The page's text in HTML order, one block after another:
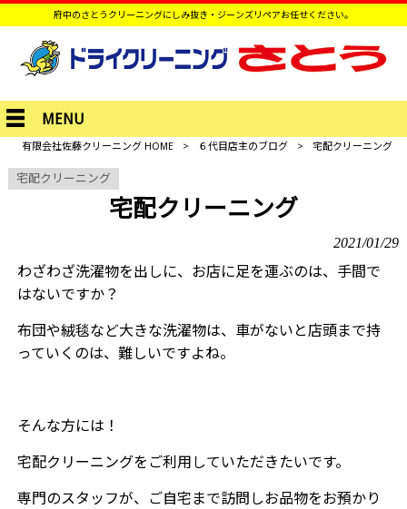
府中のさとうクリーニングにしみ抜き・ジーンズリペアお任せください。
MENU
有限会社佐藤クリーニング HOME > ６代目店主のブログ > 宅配クリーニング
宅配クリーニング
宅配クリーニング
2021/01/29
わざわざ洗濯物を出しに、お店に足を運ぶのは、手間で
はないですか？
布団や絨毯など大きな洗濯物は、車がないと店頭まで持
っていくのは、難しいですよね。
そんな方には！
宅配クリーニングをご利用していただきたいです。
専門のスタッフが、ご自宅まで訪問しお品物をお預かり